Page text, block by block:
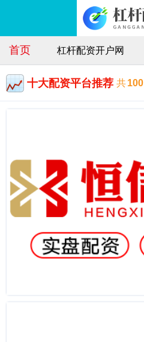
首页 杠杆配资开户网
十大配资平台推荐 共100